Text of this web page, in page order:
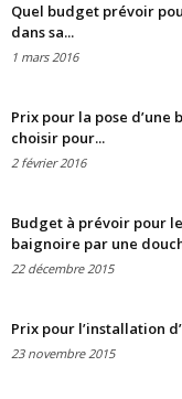
Quel budget prévoir
dans sa...
1 mars 2016
Prix pour la pose
choisir pour...
2 février 2016
Budget à prévoir pour
baignoire par une
22 décembre 2015
Prix pour l’installation
23 novembre 2015